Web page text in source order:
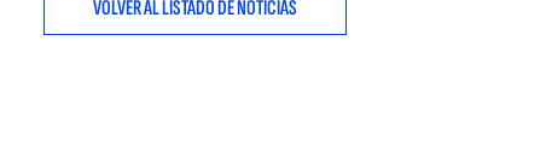
VOLVER AL LISTADO DE NOTICIAS